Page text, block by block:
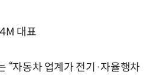
대표
“자동차 업계가 전기·자율행차